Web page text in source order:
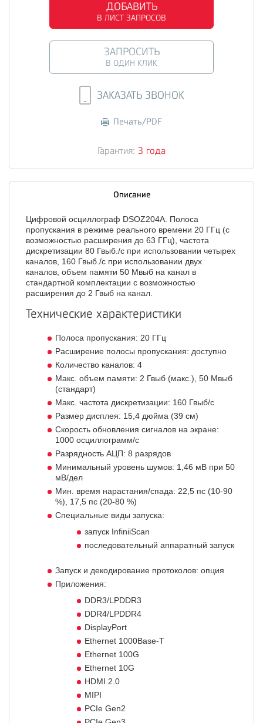
ДОБАВИТЬ
В ЛИСТ ЗАПРОСОВ
ЗАПРОСИТЬ
В ОДИН КЛИК
ЗАКАЗАТЬ ЗВОНОК
Печать/PDF
Гарантия: 3 года
Описание
Цифровой осциллограф DSOZ204A. Полоса
пропускания в режиме реального времени 20 ГГц (с
возможностью расширения до 63 ГГц), частота
дискретизации 80 Гвыб./с при использовании четырех
каналов, 160 Гвыб./с при использовании двух
каналов, объем памяти 50 Мвыб на канал в
стандартной комплектации с возможностью
расширения до 2 Гвыб на канал.
Технические характеристики
Полоса пропускания: 20 ГГц
Расширение полосы пропускания: доступно
Количество каналов: 4
Макс. объем памяти: 2 Гвыб (макс.), 50 Мвыб
(стандарт)
Макс. частота дискретизации: 160 Гвыб/с
Размер дисплея: 15,4 дюйма (39 см)
Скорость обновления сигналов на экране:
1000 осциллограмм/с
Разрядность АЦП: 8 разрядов
Минимальный уровень шумов: 1,46 мВ при 50
мВ/дел
Мин. время нарастания/спада: 22,5 пс (10-90
%), 17,5 пс (20-80 %)
Специальные виды запуска:
запуск InfiniiScan
последовательный аппаратный запуск
Запуск и декодирование протоколов: опция
Приложения:
DDR3/LPDDR3
DDR4/LPDDR4
DisplayPort
Ethernet 1000Base-T
Ethernet 100G
Ethernet 10G
HDMI 2.0
MIPI
PCIe Gen2